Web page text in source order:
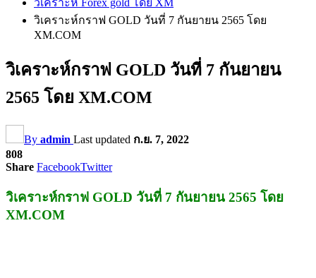
วิเคราะห์ Forex gold โดย XM
วิเคราะห์กราฟ GOLD วันที่ 7 กันยายน 2565 โดย
XM.COM
วิเคราะห์กราฟ GOLD วันที่ 7 กันยายน
2565 โดย XM.COM
By admin Last updated ก.ย. 7, 2022
808
Share FacebookTwitter
วิเคราะห์กราฟ GOLD วันที่ 7 กันยายน 2565 โดย
XM.COM